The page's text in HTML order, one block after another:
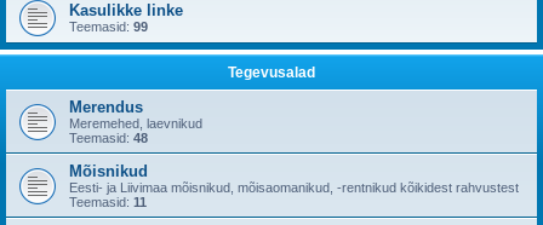
Kasulikke linke
Teemasid: 99
Tegevusalad
Merendus
Meremehed, laevnikud
Teemasid: 48
Mõisnikud
Eesti- ja Liivimaa mõisnikud, mõisaomanikud, -rentnikud kõikidest rahvustest
Teemasid: 11